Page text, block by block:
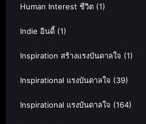
Human Interest ชีวิต (1)
Indie อินดี้ (1)
Inspiration สร้างแรงบันดาลใจ (1)
Inspirational แรงบันดาลใจ (39)
Inspirational แรงบันดาลใจ (164)